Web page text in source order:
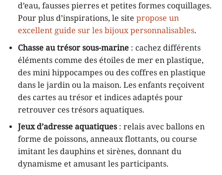
d’eau, fausses pierres et petites formes coquillages.
Pour plus d’inspirations, le site propose un
excellent guide sur les bijoux personnalisables.
Chasse au trésor sous-marine: cachez différents
éléments comme des étoiles de mer en plastique,
des mini hippocampes ou des coffres en plastique
dans le jardin ou la maison. Les enfants reçoivent
des cartes au trésor et indices adaptés pour
retrouver ces trésors aquatiques.
Jeux d’adresse aquatiques: relais avec ballons en
forme de poissons, anneaux flottants, ou course
imitant les dauphins et sirènes, donnant du
dynamisme et amusant les participants.